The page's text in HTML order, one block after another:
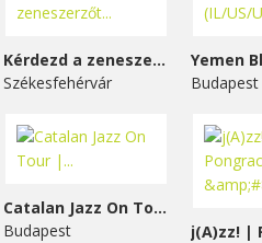
Kérdezd a zeneszerzőt...
Székesfehérvár
Budapest
Catalan Jazz On Tour |...
Budapest